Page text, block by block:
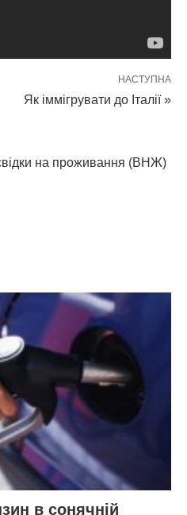
НАСТУПНА
Як іммігрувати до Італії »
на проживання (ВНЖ)
в сонячній